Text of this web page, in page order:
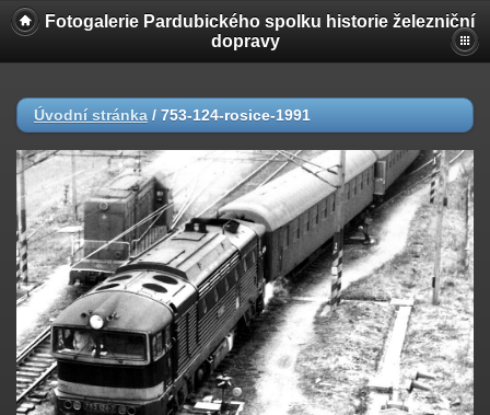
Fotogalerie Pardubického spolku historie železniční
dopravy
Úvodní stránka / 753-124-rosice-1991